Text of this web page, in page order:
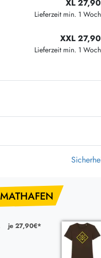
375 Aktion
Clouds Hill
RSD 2026
FLIGHT 13
XL
Lieferzeit min. 1
XXL
Lieferzeit min. 1
je 27,90€*